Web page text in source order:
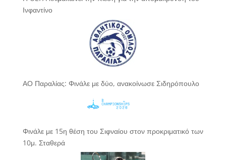
Ινφαντίνο
ΑΟ Παραλίας: Φινάλε με δύο, ανακοίνωσε Σιδηρόπουλο
Φινάλε με 15η θέση του Σιφναίου στον προκριματικό των
10μ. Σταθερά